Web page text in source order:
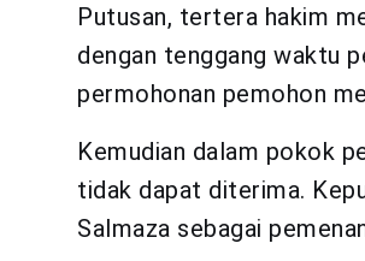
Putusan, tertera hakim
dengan tenggang waktu
permohonan pemohon
Kemudian dalam pokok
tidak dapat diterima.
Salmaza sebagai